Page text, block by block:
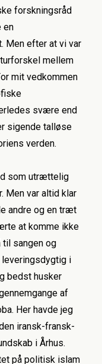
forskningsråd
en
Men efter at vi var
mellem
mit vedkommen
svære end
sigende talløse
verden.
som utrættelig
Men var altid klar
andre og en træt
at komme ikke
sangen og
leveringsdygtig i
bedst husker
af
Her havde jeg
iransk-fransk-
i Århus.
på politisk islam